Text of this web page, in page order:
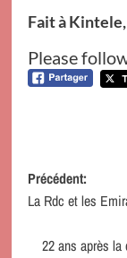
Fait à
Please
Navigation
d’article
Précédent:
La Rdc et les
22 ans après